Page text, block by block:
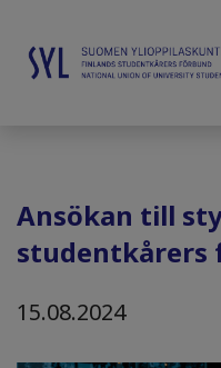
Ansökan till
studentkårers
15.08.2024